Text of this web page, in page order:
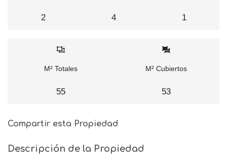
2 4 1
M² Totales
55
M² Cubiertos
53
Compartir esta Propiedad
Descripción de la Propiedad